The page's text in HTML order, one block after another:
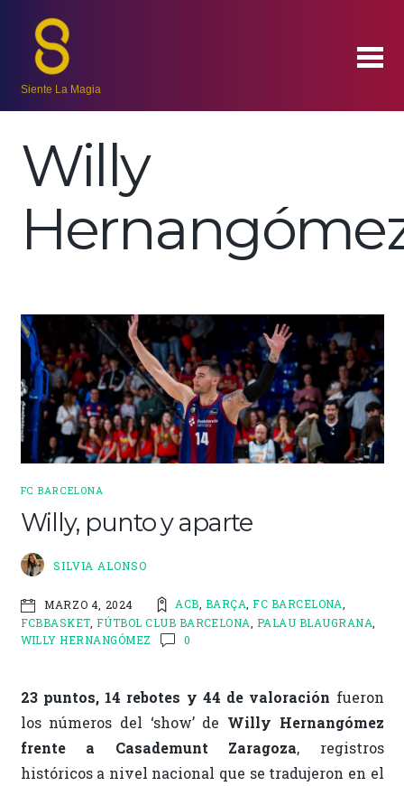
Siente La Magia
Willy
FC BARCELONA
Willy, punto y aparte
SILVIA ALONSO
MARZO 4, 2024 ACB BARÇA ,FC BARCELONA
FCBBASKET, FÚTBOL CLUB BARCELONA PALAU BLAUGRANA
WILLY HERNANGÓMEZ
0
23 puntos, 14 rebotes y 44 de valoración fueron
los números del ‘show’ de Willy Hernangómez
frente a Casademunt Zaragoza, registros
históricos a nivel nacional que se tradujeron en el